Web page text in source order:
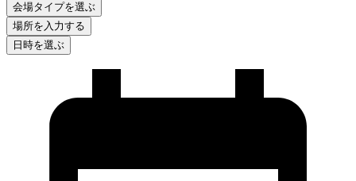
会場タイプを選ぶ
場所を入力する
日時を選ぶ